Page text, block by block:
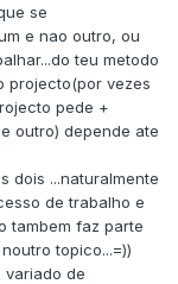
se
e nao outro, ou
teu metodo
projecto(por vezes
pede +
outro) depende ate
dois ...naturalmente
de trabalho e
tambem faz parte
topico...=))
variado de